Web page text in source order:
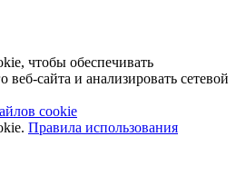
чтобы обеспечивать
сайта и анализировать сетевой
cookie
Правила использования